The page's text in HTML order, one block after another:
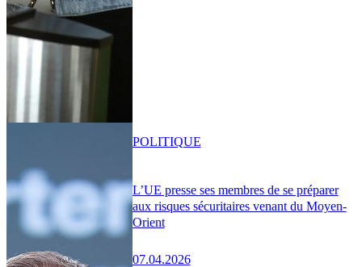
L’UE presse ses membres de se préparer
aux risques sécuritaires venant du Moyen-
Orient
07.04.2026
POLITIQUE